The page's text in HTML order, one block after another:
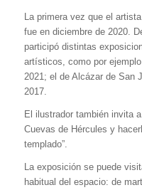
La primera vez que el
fue en diciembre de 2020.
participó distintas
artísticos, como por
2021; el de Alcázar de San
2017.
El ilustrador también invita
Cuevas de Hércules y
templado”.
La exposición se puede
habitual del espacio: de